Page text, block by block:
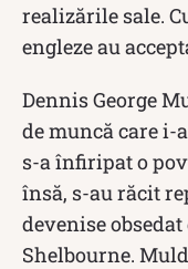
realizările sale.
engleze au
Dennis George
de muncă care i-
s-a înfiripat o
însă, s-au răcit
devenise
Shelbourne.